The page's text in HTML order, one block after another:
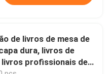
de livros de mesa de
dura, livros de
livros profissionais de